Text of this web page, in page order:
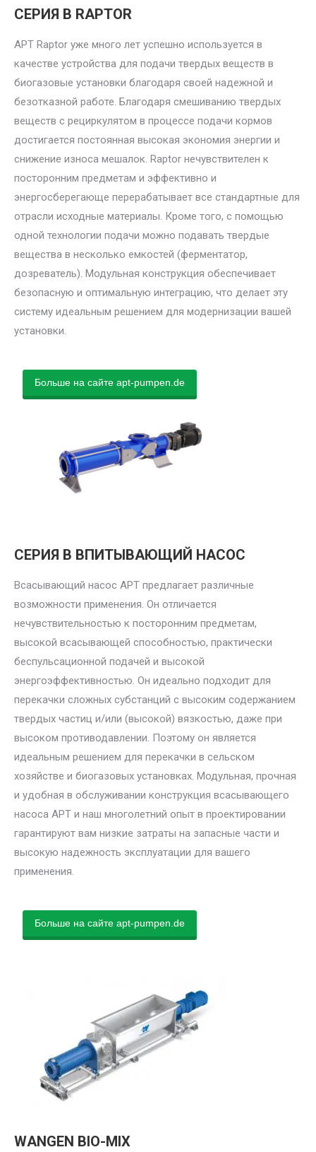
СЕРИЯ B RAPTOR
APT Raptor уже много лет успешно используется в
качестве устройства для подачи твердых веществ в
биогазовые установки благодаря своей надежной и
безотказной работе. Благодаря смешиванию твердых
веществ с рециркулятом в процессе подачи кормов
достигается постоянная высокая экономия энергии и
снижение износа мешалок. Raptor нечувствителен к
посторонним предметам и эффективно и
энергосберегающе перерабатывает все стандартные для
отрасли исходные материалы. Кроме того, с помощью
одной технологии подачи можно подавать твердые
вещества в несколько емкостей (ферментатор,
дозреватель). Модульная конструкция обеспечивает
безопасную и оптимальную интеграцию, что делает эту
систему идеальным решением для модернизации вашей
установки.
Больше на сайте apt-pumpen.de
СЕРИЯ B ВПИТЫВАЮЩИЙ НАСОС
Всасывающий насос APT предлагает различные
возможности применения. Он отличается
нечувствительностью к посторонним предметам,
высокой всасывающей способностью, практически
беспульсационной подачей и высокой
энергоэффективностью. Он идеально подходит для
перекачки сложных субстанций с высоким содержанием
твердых частиц и/или (высокой) вязкостью, даже при
высоком противодавлении. Поэтому он является
идеальным решением для перекачки в сельском
хозяйстве и биогазовых установках. Модульная, прочная
и удобная в обслуживании конструкция всасывающего
насоса APT и наш многолетний опыт в проектировании
гарантируют вам низкие затраты на запасные части и
высокую надежность эксплуатации для вашего
применения.
Больше на сайте apt-pumpen.de
WANGEN BIO-MIX